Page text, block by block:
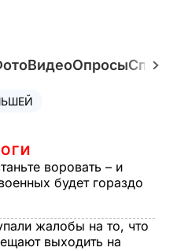
ВидеоОпросы
воровать – и
будет гораздо
жалобы на то, что
выходить на